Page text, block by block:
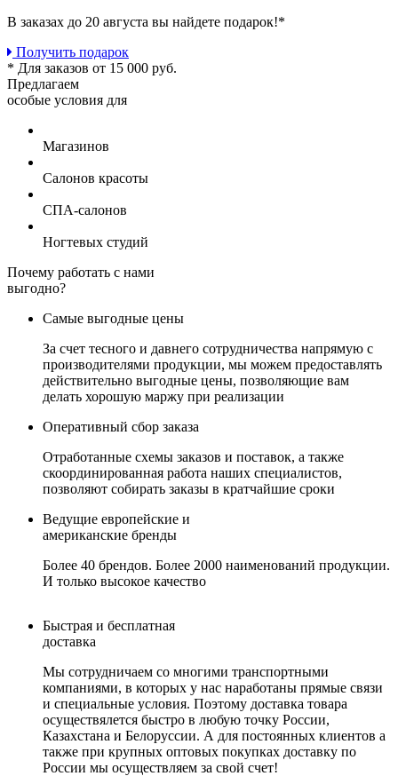
В заказах до 20 августа вы найдете подарок!*
Получить подарок
* Для заказов от 15 000 руб.
Предлагаем
особые условия для
Магазинов
Салонов красоты
СПА-салонов
Ногтевых студий
Почему работать с нами
выгодно?
Самые выгодные цены
За счет тесного и давнего сотрудничества напрямую с
производителями продукции, мы можем предоставлять
действительно выгодные цены, позволяющие вам
делать хорошую маржу при реализации
Оперативный сбор заказа
Отработанные схемы заказов и поставок, а также
скоординированная работа наших специалистов,
позволяют собирать заказы в кратчайшие сроки
Ведущие европейские и
американские бренды
Более 40 брендов. Более 2000 наименований продукции.
И только высокое качество
Быстрая и бесплатная
доставка
Мы сотрудничаем со многими транспортными
компаниями, в которых у нас наработаны прямые связи
и специальные условия. Поэтому доставка товара
осуществялется быстро в любую точку России,
Казахстана и Белоруссии. А для постоянных клиентов а
также при крупных оптовых покупках доставку по
России мы осуществляем за свой счет!